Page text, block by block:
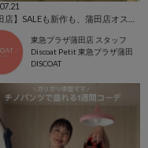
東急プラザ蒲田店 スタッフ
Discoat Petit 東急プラザ蒲田
DISCOAT